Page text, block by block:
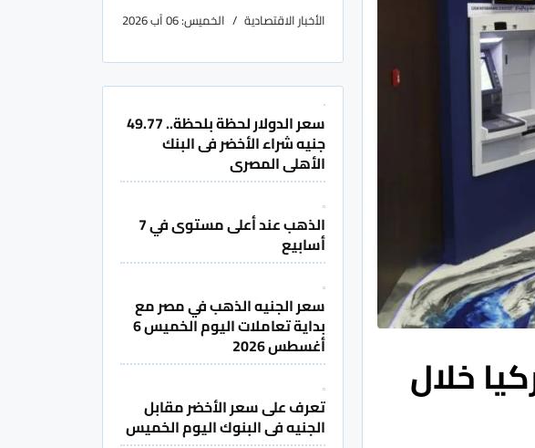
خلال
الأخبار الاقتصادية الخميس: 06 آب 2026
سعر الدولار لحظة بلحظة.. 49.77
جنيه شراء الأخضر فى البنك
الأهلى المصرى
الذهب عند أعلى مستوى في 7
أسابيع
سعر الجنيه الذهب في مصر مع
بداية تعاملات اليوم الخميس 6
أغسطس 2026
تعرف على سعر الأخضر مقابل
الجنيه فى البنوك اليوم الخميس